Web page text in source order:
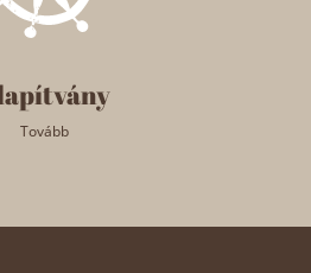
Tovább